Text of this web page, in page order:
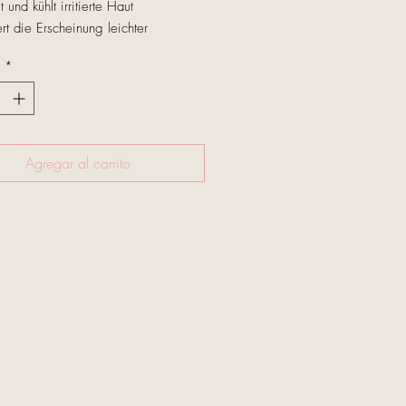
und kühlt irritierte Haut
die Erscheinung leichter
Schutz
*
Agregar al carrito